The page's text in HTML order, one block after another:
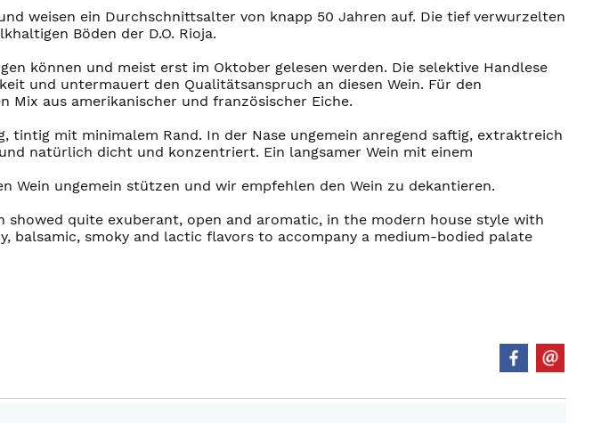
weisen ein Durchschnittsalter von knapp 50 Jahren auf. Die tief verwurzelten
Böden der D.O. Rioja.
können und meist erst im Oktober gelesen werden. Die selektive Handlese
und untermauert den Qualitätsanspruch an diesen Wein. Für den
aus amerikanischer und französischer Eiche.
mit minimalem Rand. In der Nase ungemein anregend saftig, extraktreich
natürlich dicht und konzentriert. Ein langsamer Wein mit einem
Wein ungemein stützen und wir empfehlen den Wein zu dekantieren.
showed quite exuberant, open and aromatic, in the modern house style with
balsamic, smoky and lactic flavors to accompany a medium-bodied palate